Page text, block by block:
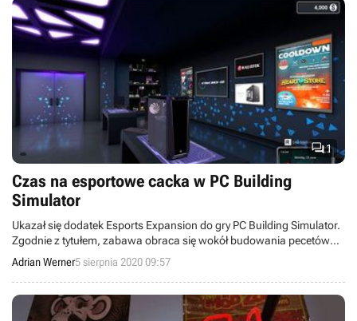
1
Czas na esportowe cacka w PC Building
Simulator
Ukazał się dodatek Esports Expansion do gry PC Building Simulator.
Zgodnie z tytułem, zabawa obraca się wokół budowania pecetów
dla drużyn esportowych oraz pomagania zawodnikom podczas
turniejów.
Adrian Werner5 sierpnia 2020 09:57